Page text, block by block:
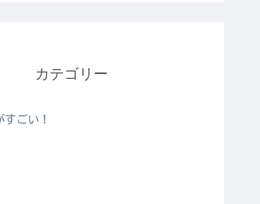
カテゴリー
すごい！